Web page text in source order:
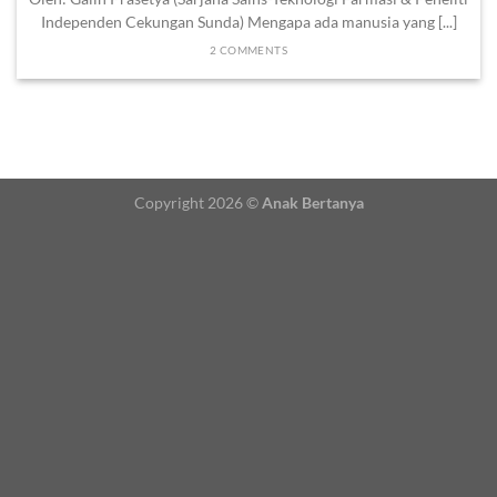
Independen Cekungan Sunda) Mengapa ada manusia yang [...]
2 COMMENTS
Copyright 2026 ©Anak Bertanya